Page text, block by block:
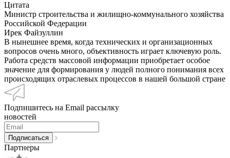
Цитата
Министр строительства и жилищно-коммунального хозяйства
Российской Федерации
Ирек Файзуллин
В нынешнее время, когда технических и организационных
вопросов очень много, объективность играет ключевую роль.
Работа средств массовой информации приобретает особое
значение для формирования у людей полного понимания всех
происходящих отраслевых процессов в нашей большой стране
Подпишитесь на Email рассылку
новостей
Партнеры